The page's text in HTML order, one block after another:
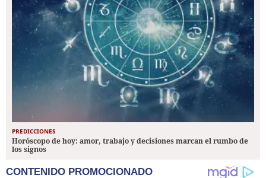
PREDICCIONES
Horóscopo de hoy: amor, trabajo y decisiones marcan el rumbo de
los signos
CONTENIDO PROMOCIONADO